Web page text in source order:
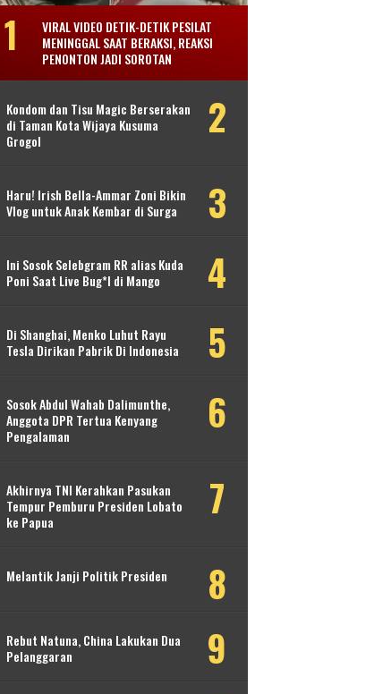
VIRAL VIDEO DETIK-DETIK PESILAT
MENINGGAL SAAT BERAKSI, REAKSI
PENONTON JADI SOROTAN
Kondom dan Tisu Magic Berserakan
di Taman Kota Wijaya Kusuma
Grogol
Haru! Irish Bella-Ammar Zoni Bikin
Vlog untuk Anak Kembar di Surga
Ini Sosok Selebgram RR alias Kuda
Poni Saat Live Bug*l di Mango
Di Shanghai, Menko Luhut Rayu
Tesla Dirikan Pabrik Di Indonesia
Sosok Abdul Wahab Dalimunthe,
Anggota DPR Tertua Kenyang
Pengalaman
Akhirnya TNI Kerahkan Pasukan
Tempur Pemburu Presiden Lobato
ke Papua
Melantik Janji Politik Presiden
Rebut Natuna, China Lakukan Dua
Pelanggaran